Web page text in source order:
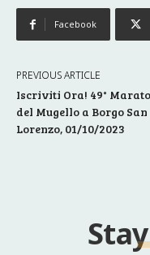
Facebook
PREVIOUS ARTICLE
Iscriviti Ora! 49°
del Mugello a Borgo San
Lorenzo, 01/10/2023